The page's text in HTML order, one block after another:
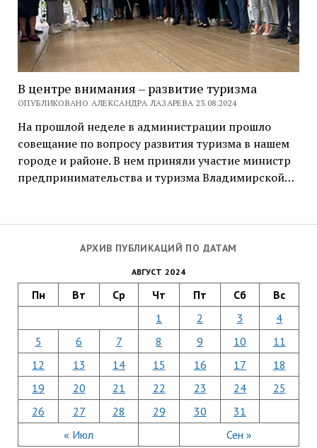
АРХИВ ПУБЛИКАЦИЙ ПО ДАТАМ
АВГУСТ 2024
Пн Вт Ср Чт Пт Сб Вс
« Июл Сен »
1 2 3
4
5
6 7 8 9 10
11
12
13 14 15 16 17
18
19
20 21 22 23 24
25
26
27 28 29 30 31
В центре внимания – развитие туризма
ОПУБЛИКОВАНО АЛЕКСАНДРА ЛАЗАРЕВА 23.08.2024
На прошлой неделе в администрации прошло
совещание по вопросу развития туризма в нашем
городе и районе. В нем приняли участие министр
предпринимательства и туризма Владимирской…